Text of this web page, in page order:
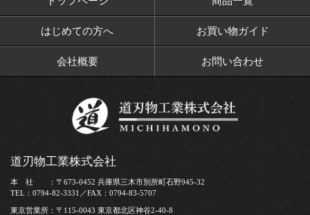
はじめての方へ お買い物ガイド
会社概要 お問い合わせ
道刃物工業株式会社
本 社 ：〒673-0452 兵庫県三木市別所町石野945-32
TEL：0794-82-3331／FAX：0794-83-5707
東京営業所：〒115-0043 東京都北区神谷2-40-8